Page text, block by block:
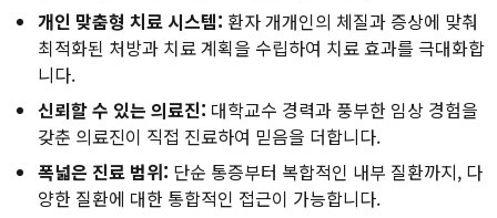
개인 맞춤형 치료 시스템: 환자 개개인의 체질과 증상에 맞춰
최적화된 처방과 치료 계획을 수립하여 치료 효과를 극대화합
니다.
신뢰할 수 있는 의료진: 대학교수 경력과 풍부한 임상 경험을
갖춘 의료진이 직접 진료하여 믿음을 더합니다.
폭넓은 진료 범위: 단순 통증부터 복합적인 내부 질환까지, 다
양한 질환에 대한 통합적인 접근이 가능합니다.